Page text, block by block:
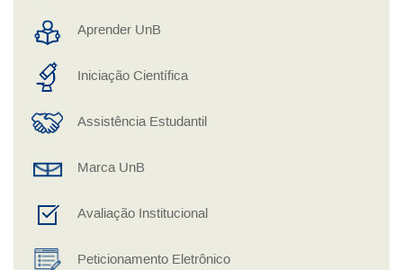
Aprender UnB
Iniciação Científica
Assistência Estudantil
Marca UnB
Avaliação Institucional
Peticionamento Eletrônico